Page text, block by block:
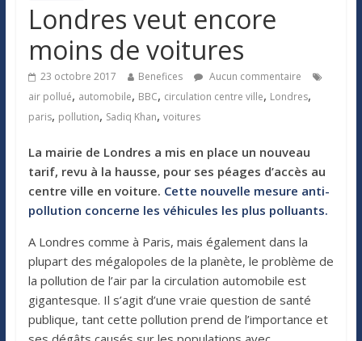
Londres veut encore
moins de voitures
23 octobre 2017 Benefices
Aucun commentaire
air pollué, automobile, BBC, circulation centre ville, Londres,
paris, pollution, Sadiq Khan, voitures
La mairie de Londres a mis en place un nouveau
tarif, revu à la hausse, pour ses péages d’accès au
centre ville en voiture. Cette nouvelle mesure anti-
pollution concerne les véhicules les plus polluants.
A Londres comme à Paris, mais également dans la
plupart des mégalopoles de la planète, le problème de
la pollution de l’air par la circulation automobile est
gigantesque. Il s’agit d’une vraie question de santé
publique, tant cette pollution prend de l’importance et